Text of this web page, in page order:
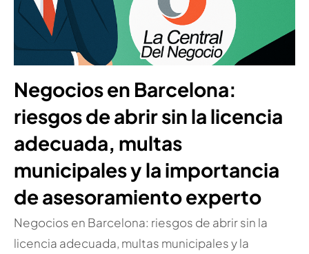
Negocios en Barcelona:
riesgos de abrir sin la licencia
adecuada, multas
municipales y la importancia
de asesoramiento experto
Negocios en Barcelona: riesgos de abrir sin la
licencia adecuada, multas municipales y la